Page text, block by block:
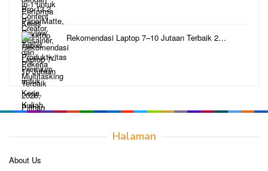
Rekomendasi Laptop 7–10 Jutaan Terbaik 2…
Halaman
About Us